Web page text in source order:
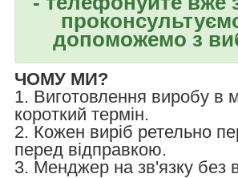
допоможемо з
ЧОМУ МИ?
1. Виготовлення виробу в
короткий термін.
2. Кожен виріб ретельно
перед відправкою.
3. Менджер на зв'язку без